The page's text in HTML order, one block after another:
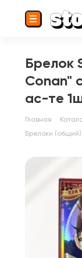
Брелок
Conan"
ас-те
Главная
Брелоки (общий)